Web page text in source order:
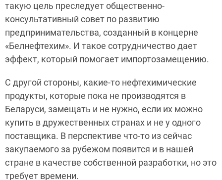
такую цель преследует общественно-
консультативный совет по развитию
предпринимательства, созданный в концерне
«Белнефтехим». И такое сотрудничество дает
эффект, который помогает импортозамещению.
С другой стороны, какие-то нефтехимические
продукты, которые пока не производятся в
Беларуси, замещать и не нужно, если их можно
купить в дружественных странах и не у одного
поставщика. В перспективе что-то из сейчас
закупаемого за рубежом появится и в нашей
стране в качестве собственной разработки, но это
требует времени.